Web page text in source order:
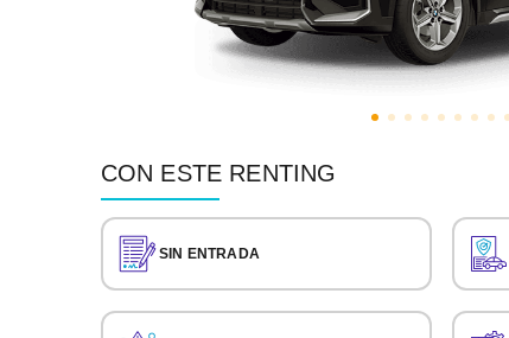
CON ESTE RENTING
SIN ENTRADA